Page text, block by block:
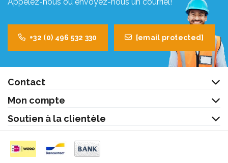
+32 (0) 496 532 330 [email protected]
Contact
Mon compte
Soutien à la clientèle